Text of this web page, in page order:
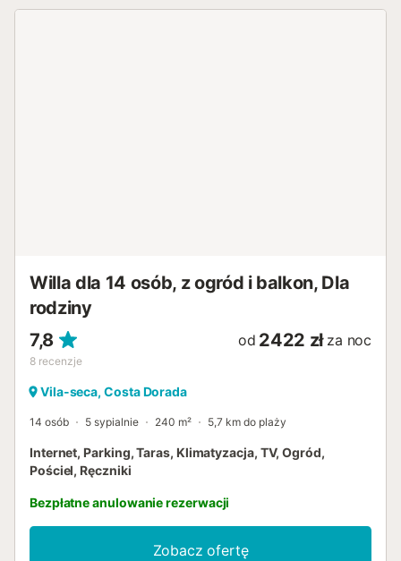
Willa dla 14 osób, z ogród i balkon, Dla
rodziny
7,8
8 recenzje
od 2422 zł za noc
Vila-seca, Costa Dorada
14 osób 5 sypialnie 240 m² 5,7 km do plaży
Internet, Parking, Taras, Klimatyzacja, TV, Ogród,
Pościel, Ręczniki
Bezpłatne anulowanie rezerwacji
Zobacz ofertę